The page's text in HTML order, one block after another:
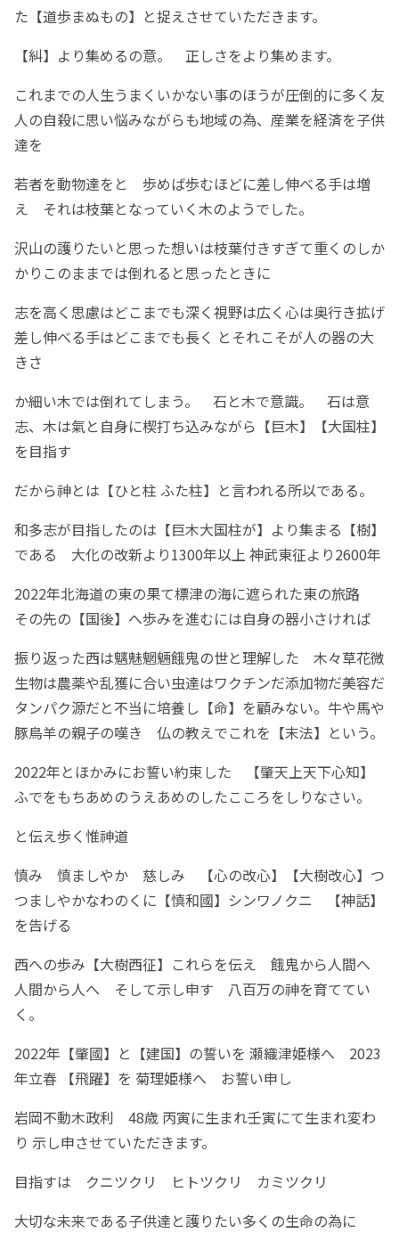
た【道歩まぬもの】と捉えさせていただきます。
【糾】より集めるの意。 正しさをより集めます。
これまでの人生うまくいかない事のほうが圧倒的に多く友
人の自殺に思い悩みながらも地域の為、産業を経済を子供
達を
若者を動物達をと 歩めば歩むほどに差し伸べる手は増
え それは枝葉となっていく木のようでした。
沢山の護りたいと思った想いは枝葉付きすぎて重くのしか
かりこのままでは倒れると思ったときに
志を高く思慮はどこまでも深く視野は広く心は奥行き拡げ
差し伸べる手はどこまでも長く とそれこそが人の器の大
きさ
か細い木では倒れてしまう。 石と木で意識。 石は意
志、木は氣と自身に楔打ち込みながら【巨木】【大国柱】
を目指す
だから神とは【ひと柱 ふた柱】と言われる所以である。
和多志が目指したのは【巨木大国柱が】より集まる【樹】
である 大化の改新より1300年以上 神武東征より2600年
2022年北海道の東の果て標津の海に遮られた東の旅路
その先の【国後】へ歩みを進むには自身の器小さければ
振り返った西は魑魅魍魎餓鬼の世と理解した 木々草花微
生物は農薬や乱獲に合い虫達はワクチンだ添加物だ美容だ
タンパク源だと不当に培養し【命】を顧みない。牛や馬や
豚鳥羊の親子の嘆き 仏の教えでこれを【末法】という。
2022年とほかみにお誓い約束した 【肇天上天下心知】
ふでをもちあめのうえあめのしたこころをしりなさい。
と伝え歩く惟神道
慎み 慎ましやか 慈しみ 【心の改心】【大樹改心】つ
つましやかなわのくに【慎和國】シンワノクニ 【神話】
を告げる
西への歩み【大樹西征】これらを伝え 餓鬼から人間へ
人間から人へ そして示し申す 八百万の神を育ててい
く。
2022年【肇國】と【建国】の誓いを 瀬織津姫様へ 2023
年立春 【飛躍】を 菊理姫様へ お誓い申し
岩岡不動木政利 48歳 丙寅に生まれ壬寅にて生まれ変わ
り 示し申させていただきます。
目指すは クニツクリ ヒトツクリ カミツクリ
大切な未来である子供達と護りたい多くの生命の為に